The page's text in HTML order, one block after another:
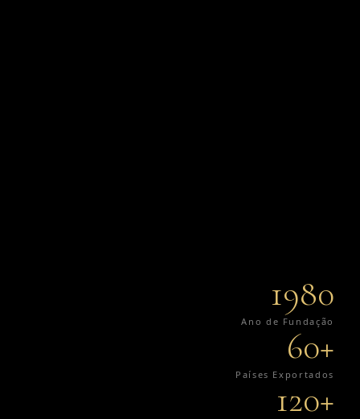
1980
Ano de Fundação
60+
Países Exportados
120+